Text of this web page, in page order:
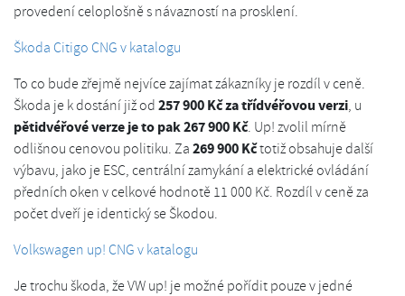
provedení celoplošně s návazností na prosklení.
Škoda Citigo CNG v katalogu
To co bude zřejmě nejvíce zajímat zákazníky je rozdíl v ceně.
Škoda je k dostání již od 257 900 Kč za třídvéřovou verzi, u
pětidvéřové verze je to pak 267 900 Kč. Up! zvolil mírně
odlišnou cenovou politiku. Za 269 900 Kčtotiž obsahuje další
výbavu, jako je ESC, centrální zamykání a elektrické ovládání
předních oken v celkové hodnotě 11 000 Kč. Rozdíl v ceně za
počet dveří je identický se Škodou.
Volkswagen up! CNG v katalogu
Je trochu škoda, že VW up! je možné pořídit pouze v jedné